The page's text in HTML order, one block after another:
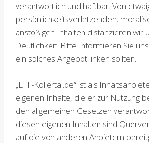
verantwortlich und haftbar. Von
persönlichkeitsverletzenden,
anstößigen Inhalten distanzieren wir
Deutlichkeit. Bitte Informieren Sie
ein solches Angebot linken sollten.
„LTF-Köllertal.de“ ist als
eigenen Inhalte, die er zur Nutzung
den allgemeinen Gesetzen
diesen eigenen Inhalten sind
auf die von anderen Anbietern